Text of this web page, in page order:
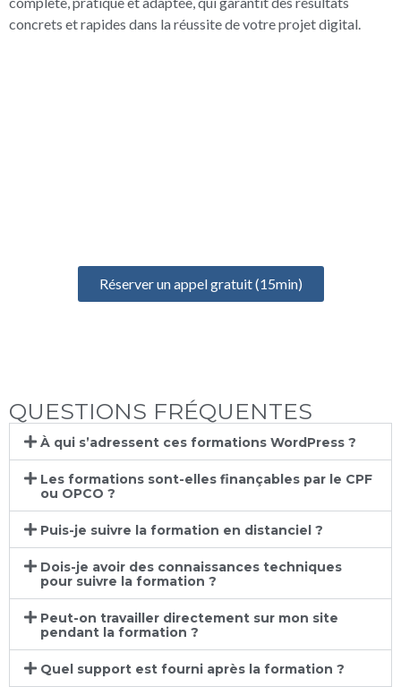
concrets et rapides dans la réussite de votre projet digital.
Réserver un appel gratuit (15min)
QUESTIONS FRÉQUENTES
À qui s’adressent ces formations WordPress ?
Les formations sont-elles finançables par le CPF
ou OPCO ?
Puis-je suivre la formation en distanciel ?
Dois-je avoir des connaissances techniques
pour suivre la formation ?
Peut-on travailler directement sur mon site
pendant la formation ?
Quel support est fourni après la formation ?